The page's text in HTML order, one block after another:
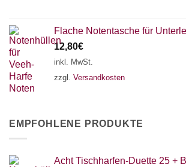
Flache Notentasche für
12,80€
inkl. MwSt.
zzgl. Versandkosten
EMPFOHLENE PRODUKTE
Acht Tischharfen-Duette 25 +